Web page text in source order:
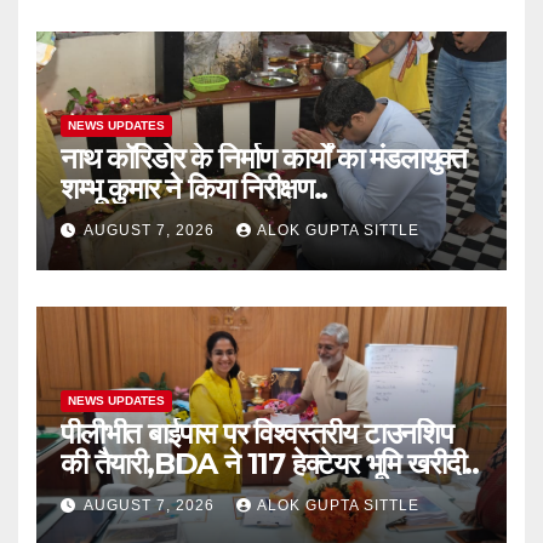
NEWS UPDATES
नाथ कॉरिडोर के निर्माण कार्यों का मंडलायुक्त
शम्भू कुमार ने किया निरीक्षण..
AUGUST 7, 2026 ALOK GUPTA SITTLE
NEWS UPDATES
पीलीभीत बाईपास पर विश्वस्तरीय टाउनशिप
की तैयारी,BDA ने 117 हेक्टेयर भूमि खरीदी..
AUGUST 7, 2026 ALOK GUPTA SITTLE